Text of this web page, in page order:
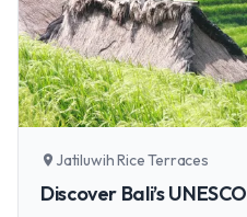
location_on Jatiluwih Rice Terraces
Discover Bali’s